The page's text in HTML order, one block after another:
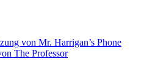
von Mr. Harrigan’s Phone
The Professor